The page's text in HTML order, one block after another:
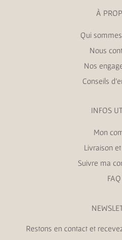
À
Qui
Nous
Nos
Conseils
INFOS
Mon
Livraison
Suivre ma
FAQ
Restons en contact et